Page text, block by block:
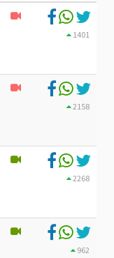
1401
2158
2268
962